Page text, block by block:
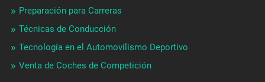
Preparación para Carreras
Técnicas de Conducción
Tecnología en el Automovilismo Deportivo
Venta de Coches de Competición